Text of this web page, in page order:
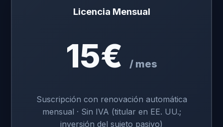
Licencia Mensual
15€ / mes
Suscripción con renovación automática
mensual · Sin IVA (titular en EE. UU.;
inversión del sujeto pasivo)